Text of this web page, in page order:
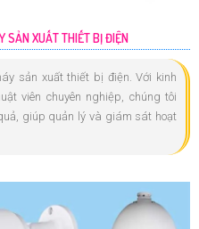
SẢN XUẤT THIẾT BỊ ĐIỆN
sản xuất thiết bị điện. Với kinh
viên chuyên nghiệp, chúng tôi
giúp quản lý và giám sát hoạt